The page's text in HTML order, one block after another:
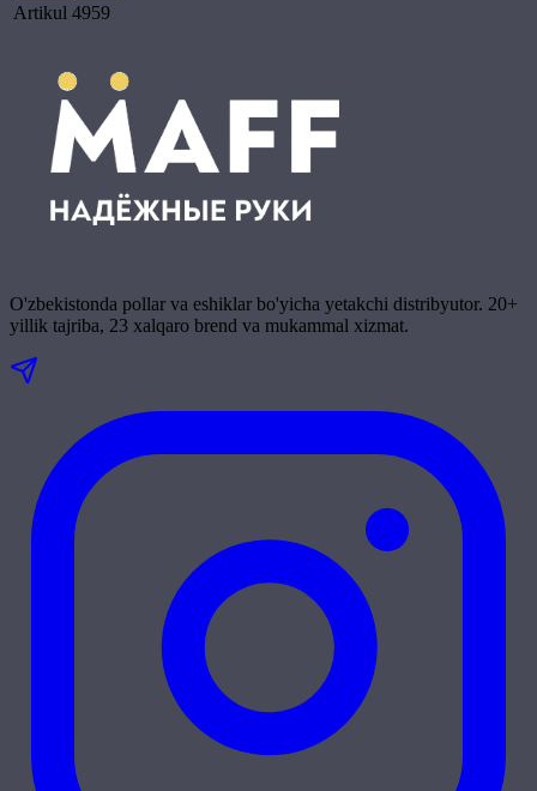
Artikul 4959
O'zbekistonda pollar va eshiklar bo'yicha yetakchi distribyutor. 20+
yillik tajriba, 23 xalqaro brend va mukammal xizmat.